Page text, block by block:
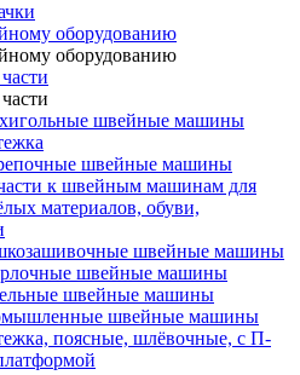
оборудованию
оборудованию
швейные машины
швейные машины
к швейным машинам для
материалов, обуви,
швейные машины
швейные машины
швейные машины
швейные машины
поясные, шлёвочные, с П-